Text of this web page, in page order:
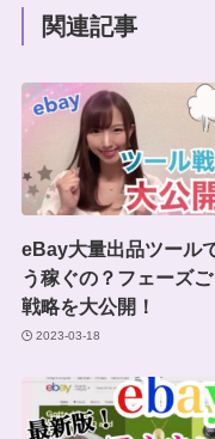
関連記事
eBay大量出品ツール
う稼ぐの？フェーズ
戦略を大公開！
2023-03-18